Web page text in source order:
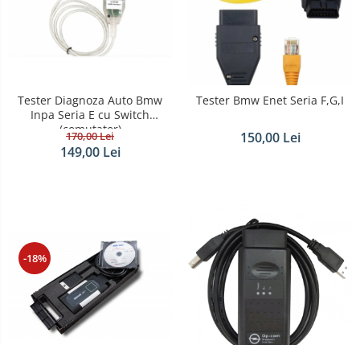
Tester Diagnoza Auto Bmw
Inpa Seria E cu Switch
(comutator)
170,00 Lei
149,00 Lei
Tester Bmw Enet Seria F,G,I
150,00 Lei
-18%